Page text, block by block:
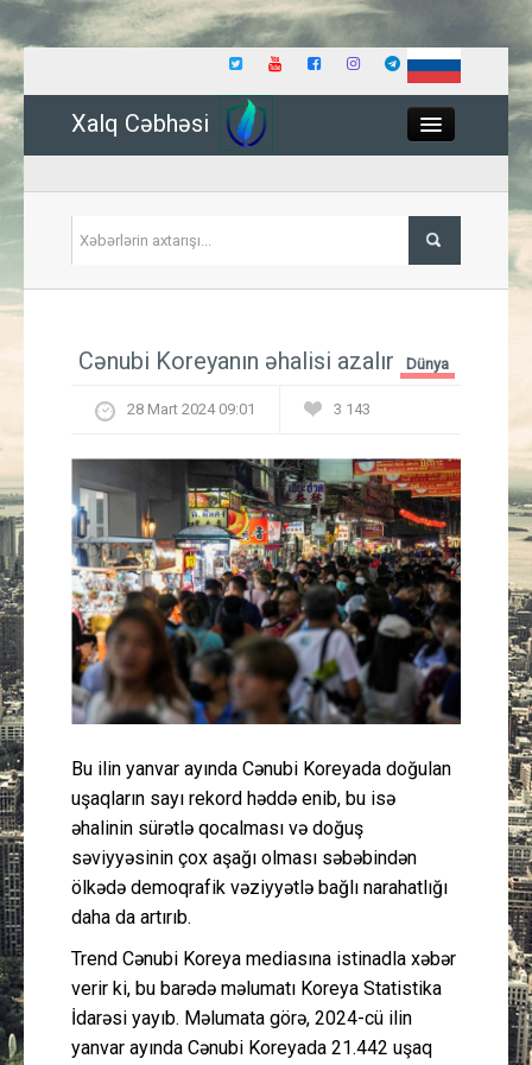
Xalq Cəbhəsi
İqtisadiyyat
Hadisə
Güney Azərbaycan
Mədəniyyət
Müsahibə
Layihə
Gündəm
Peşə etikası
Əlaqə
Cənubi Koreyanın əhalisi azalır Dünya
28 Mart 2024 09:01 3 143
Bu ilin yanvar ayında Cənubi Koreyada doğulan
uşaqların sayı rekord həddə enib, bu isə
əhalinin sürətlə qocalması və doğuş
səviyyəsinin çox aşağı olması səbəbindən
ölkədə demoqrafik vəziyyətlə bağlı narahatlığı
daha da artırıb.
Trend Cənubi Koreya mediasına istinadla xəbər
verir ki, bu barədə məlumatı Koreya Statistika
İdarəsi yayıb. Məlumata görə, 2024-cü ilin
yanvar ayında Cənubi Koreyada 21.442 uşaq